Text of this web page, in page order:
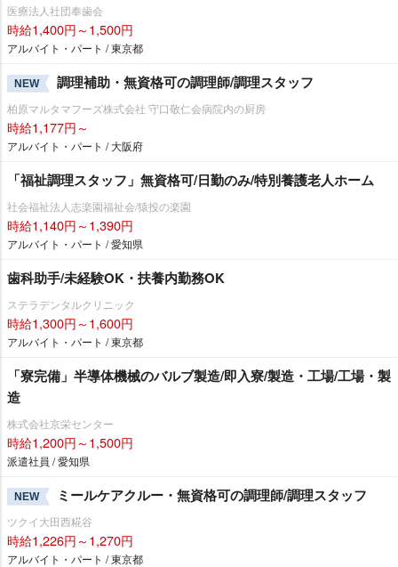
医療法人社団奉歯会
時給1,400円～1,500円
アルバイト・パート / 東京都
NEW 調理補助・無資格可の調理師/調理スタッフ
柏原マルタマフーズ株式会社 守口敬仁会病院内の厨房
時給1,177円～
アルバイト・パート / 大阪府
「福祉調理スタッフ」無資格可/日勤のみ/特別養護老人ホーム
社会福祉法人志楽園福祉会/猿投の楽園
時給1,140円～1,390円
アルバイト・パート / 愛知県
歯科助手/未経験OK・扶養内勤務OK
ステラデンタルクリニック
時給1,300円～1,600円
アルバイト・パート / 東京都
「寮完備」半導体機械のバルブ製造/即入寮/製造・工場/工場・製
造
株式会社京栄センター
時給1,200円～1,500円
派遣社員 / 愛知県
NEW ミールケアクルー・無資格可の調理師/調理スタッフ
ツクイ大田西糀谷
時給1,226円～1,270円
アルバイト・パート / 東京都